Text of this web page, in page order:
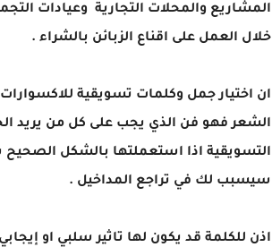
المشاريع والمحلات التجارية وعيادات
خلال العمل على اقناع الزبائن بالشراء .
ان اختيار جمل وكلمات تسويقية للاكسوارات
الشعر فهو فن الذي يجب على كل من يريد
التسويقية اذا استعملتها بالشكل
سيسبب لك في تراجع المداخيل .
اذن للكلمة قد يكون لها تاثير سلبي او